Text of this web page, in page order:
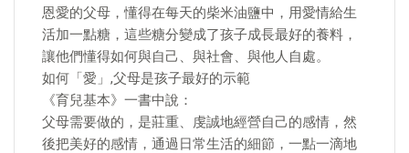
恩愛的父母，懂得在每天的柴米油鹽中，用愛情給生
活加一點糖，這些糖分變成了孩子成長最好的養料，
讓他們懂得如何與自己、與社會、與他人自處。
如何「愛」,父母是孩子最好的示範
《育兒基本》一書中說：
父母需要做的，是莊重、虔誠地經營自己的感情，然
後把美好的感情，通過日常生活的細節，一點一滴地